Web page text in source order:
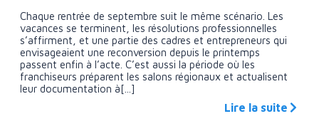
Chaque rentrée de septembre suit le même scénario. Les
vacances se terminent, les résolutions professionnelles
s’affirment, et une partie des cadres et entrepreneurs qui
envisageaient une reconversion depuis le printemps
passent enfin à l’acte. C’est aussi la période où les
franchiseurs préparent les salons régionaux et actualisent
leur documentation à[...]
Lire la suite